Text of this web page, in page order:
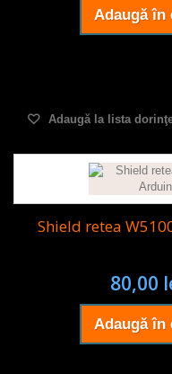
Adaugă în
Adaugă la lista
Shield retea
80,00
Adaugă în